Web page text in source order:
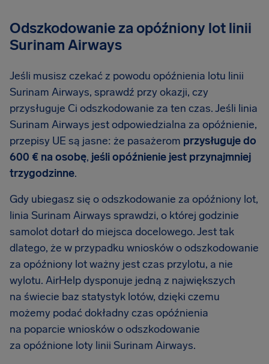
Odszkodowanie za opóźniony lot linii
Surinam Airways
Jeśli musisz czekać z powodu opóźnienia lotu linii
Surinam Airways, sprawdź przy okazji, czy
przysługuje Ci odszkodowanie za ten czas. Jeśli linia
Surinam Airways jest odpowiedzialna za opóźnienie,
przepisy UE są jasne: że pasażerom przysługuje do
600 € na osobę, jeśli opóźnienie jest przynajmniej
trzygodzinne.
Gdy ubiegasz się o odszkodowanie za opóźniony lot,
linia Surinam Airways sprawdzi, o której godzinie
samolot dotarł do miejsca docelowego. Jest tak
dlatego, że w przypadku wniosków o odszkodowanie
za opóźniony lot ważny jest czas przylotu, a nie
wylotu. AirHelp dysponuje jedną z największych
na świecie baz statystyk lotów, dzięki czemu
możemy podać dokładny czas opóźnienia
na poparcie wniosków o odszkodowanie
za opóźnione loty linii Surinam Airways.